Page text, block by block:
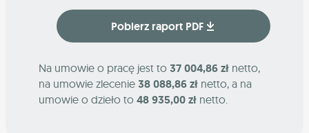
Pobierz raport PDF
Na umowie o pracę jest to 37 004,86 zł netto,
na umowie zlecenie 38 088,86 zł netto, a na
umowie o dzieło to 48 935,00 zł netto.